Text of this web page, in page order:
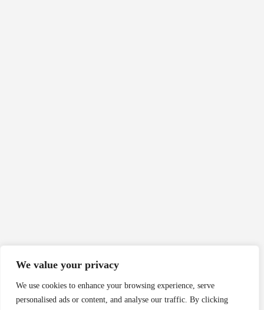
We value your privacy
We use cookies to enhance your browsing experience, serve
personalised ads or content, and analyse our traffic. By clicking